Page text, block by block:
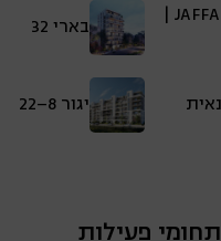
JAFFA COURTYARD |
בארי 32
יגור 8–22
תחומי פעילות